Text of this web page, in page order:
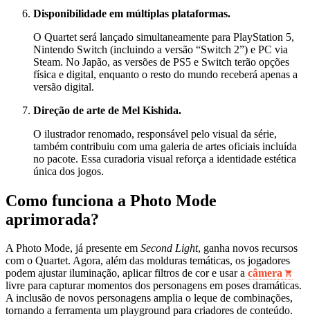
Disponibilidade em múltiplas plataformas.
O Quartet será lançado simultaneamente para PlayStation 5,
Nintendo Switch (incluindo a versão “Switch 2”) e PC via
Steam. No Japão, as versões de PS5 e Switch terão opções
física e digital, enquanto o resto do mundo receberá apenas a
versão digital.
Direção de arte de Mel Kishida.
O ilustrador renomado, responsável pelo visual da série,
também contribuiu com uma galeria de artes oficiais incluída
no pacote. Essa curadoria visual reforça a identidade estética
única dos jogos.
Como funciona a Photo Mode
aprimorada?
A Photo Mode, já presente em Second Light, ganha novos recursos
com o Quartet. Agora, além das molduras temáticas, os jogadores
podem ajustar iluminação, aplicar filtros de cor e usar a câmera
livre para capturar momentos dos personagens em poses dramáticas.
A inclusão de novos personagens amplia o leque de combinações,
tornando a ferramenta um playground para criadores de conteúdo.